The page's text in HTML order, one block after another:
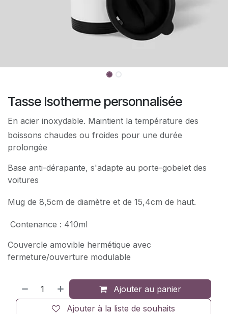
Tasse Isotherme personnalisée
En acier inoxydable. Maintient la température des
boissons chaudes ou froides pour une durée
prolongée
Base anti-dérapante, s'adapte au porte-gobelet des
voitures
Mug de 8,5cm de diamètre et de 15,4cm de haut.
Contenance : 410ml
Couvercle amovible hermétique avec
fermeture/ouverture modulable
Ajouter au panier
Ajouter à la liste de souhaits